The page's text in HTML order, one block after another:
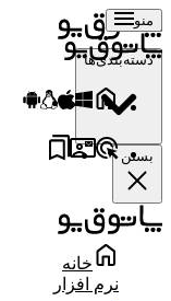
منو
دسته‌بندی‌ها
بستن
خانه
نرم افزار